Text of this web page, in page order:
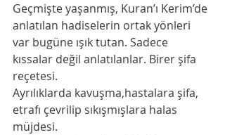
Geçmişte yaşanmış, Kuran’ı Kerim’de
anlatılan hadiselerin ortak yönleri
var bugüne ışık tutan. Sadece
kıssalar değil anlatılanlar. Birer şifa
reçetesi.
Ayrılıklarda kavuşma,hastalara şifa,
etrafı çevrilip sıkışmışlara halas
müjdesi.